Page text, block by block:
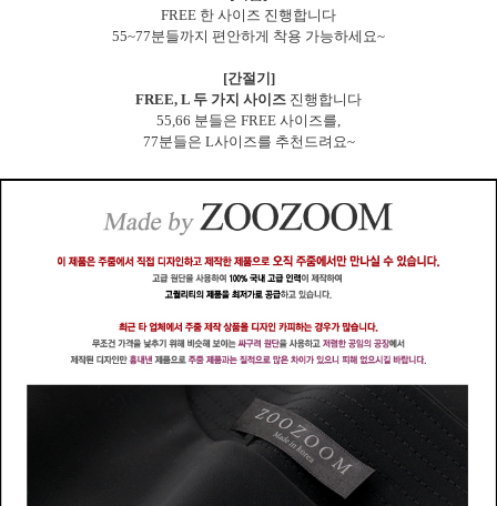
FREE 한 사이즈 진행합니다
55~77분들까지 편안하게 착용 가능하세요~
[간절기]
FREE, L 두 가지 사이즈 진행합니다
55,66 분들은 FREE 사이즈를,
77분들은 L사이즈를 추천드려요~